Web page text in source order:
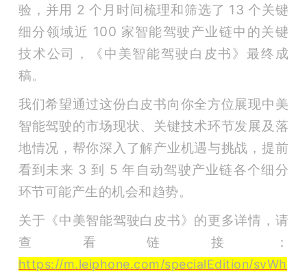
验，并用 2 个月时间梳理和筛选了 13 个关键
细分领域近 100 家智能驾驶产业链中的关键
技术公司，《中美智能驾驶白皮书》最终成
稿。
我们希望通过这份白皮书向你全方位展现中美
智能驾驶的市场现状、关键技术环节发展及落
地情况，帮你深入了解产业机遇与挑战，提前
看到未来 3 到 5 年自动驾驶产业链各个细分
环节可能产生的机会和趋势。
关于《中美智能驾驶白皮书》的更多详情，请
查看链接：
https://m.leiphone.com/specialEdition/svWh